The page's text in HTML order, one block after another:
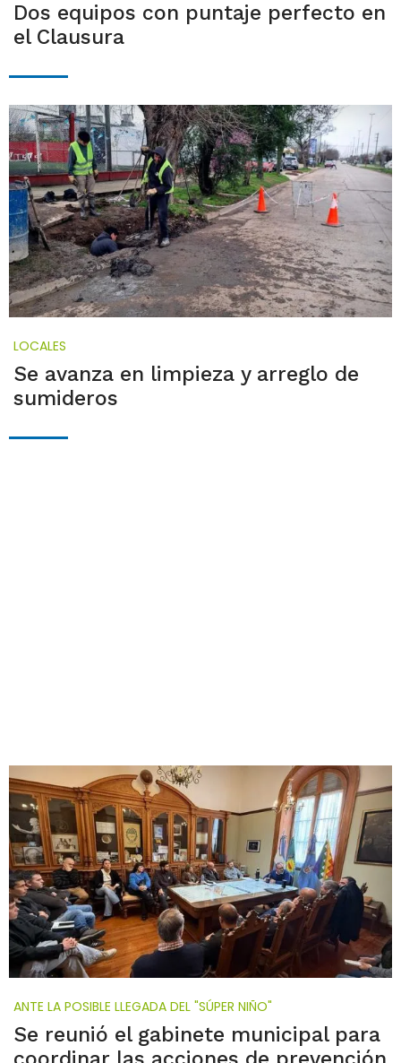
Dos equipos con puntaje perfecto en
el Clausura
LOCALES
Se avanza en limpieza y arreglo de
sumideros
ANTE LA POSIBLE LLEGADA DEL "SÚPER NIÑO"
Se reunió el gabinete municipal para